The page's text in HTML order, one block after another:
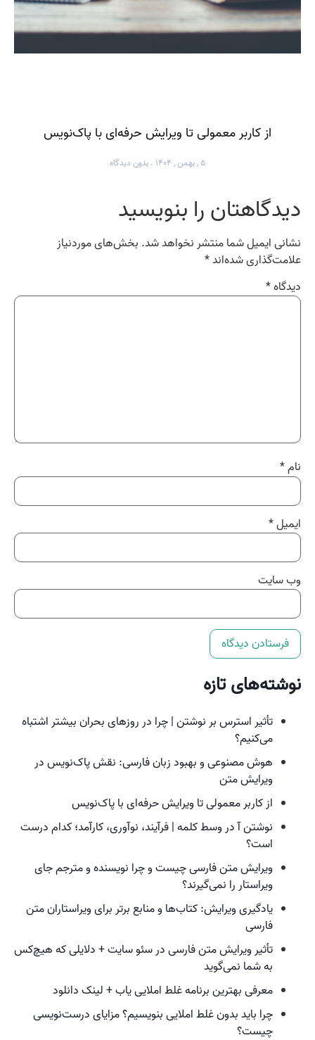
از کاربر معمولی تا ویرایش حرفه‌ای با پاک‌نویس
۵ , بهمن , ۱۴۰۴ بدون دیدگاه
دیدگاهتان را بنویسید
نشانی ایمیل شما منتشر نخواهد شد. بخش‌های موردنیاز
علامت‌گذاری شده‌اند*
دیدگاه*
نام*
ایمیل*
وب‌ سایت
نوشته‌های تازه
تأثیر استرس بر نوشتن | چرا در روزهای بحران بیشتر اشتباه
می‌کنیم؟
هوش مصنوعی و بهبود زبان فارسی: نقش پاک‌نویس در
ویرایش متن
از کاربر معمولی تا ویرایش حرفه‌ای با پاک‌نویس
نوشتن آ در وسط کلمه | فرآیند، نوآوری، کارآمد؛ کدام درست
است؟
ویرایش متن فارسی چیست و چرا نویسنده و مترجم جای
ویراستار را نمی‌گیرند؟
یادگیری ویرایش: کتاب‌ها و منابع برتر برای ویراستاران متن
فارسی
تأثیر ویرایش متن فارسی در سئو سایت + دلایلی که هیچ‌کس
به شما نمی‌گوید
معرفی بهترین برنامه غلط املایی یاب + لینک دانلود
چرا باید بدون غلط املایی بنویسیم؟ مزایای درست‌نویسی
چیست؟